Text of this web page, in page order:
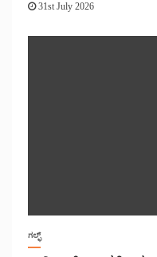
31st July 2026
ಗಲ್ಫ್